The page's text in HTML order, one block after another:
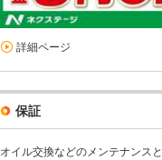
詳細ページ
保証
オイル交換などのメンテナンス